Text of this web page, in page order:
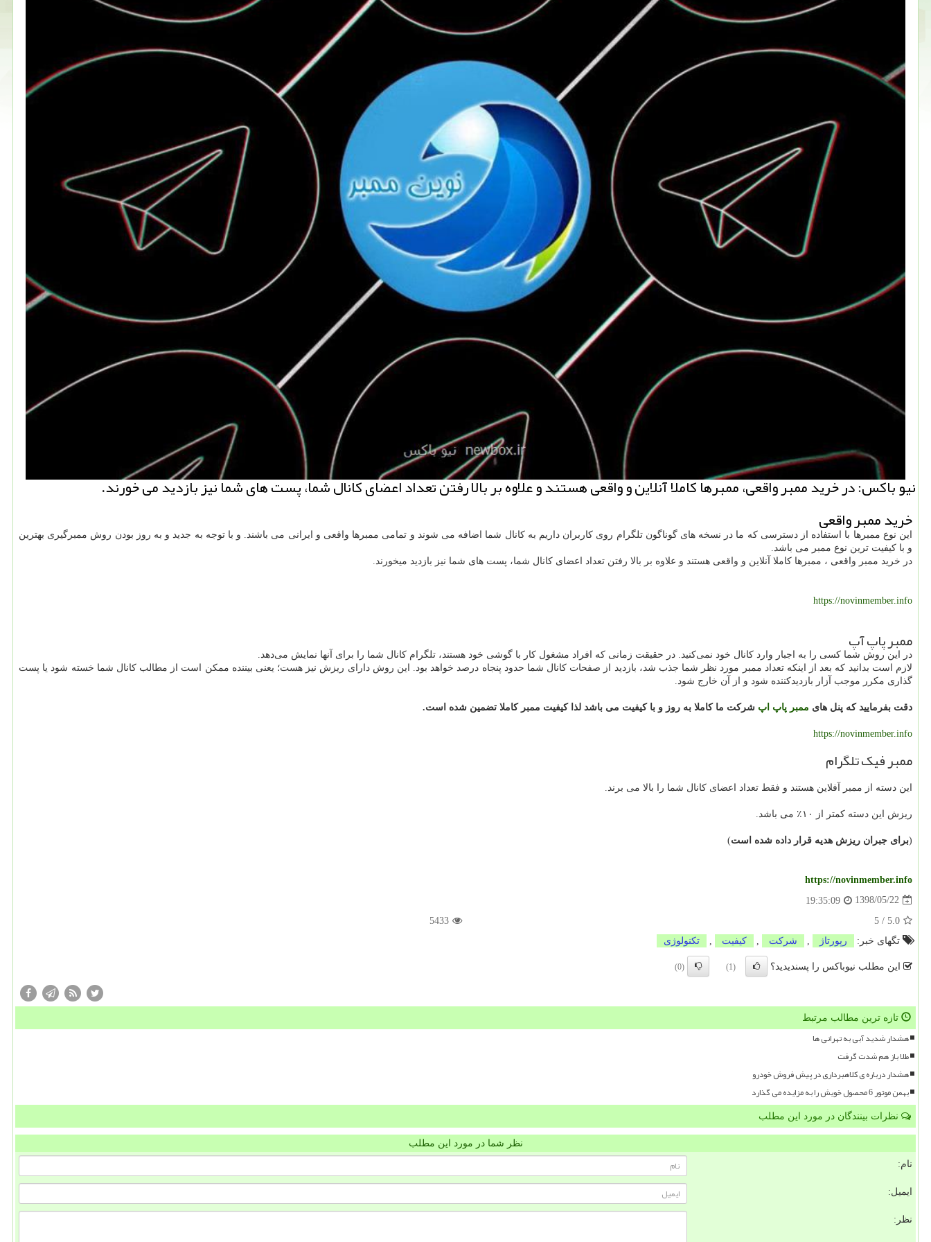
نیو باكس: در خرید ممبر واقعی، ممبرها كاملا آنلاین و واقعی هستند و علاوه بر بالا رفتن تعداد اعضای كانال شما، پست های شما نیز بازدید می خورند.
خرید ممبر واقعی
این نوع ممبرها با استفاده از دسترسی که ما در نسخه های گوناگون تلگرام روی کاربران داریم به کانال شما اضافه می شوند و تمامی ممبرها واقعی و ایرانی می باشند. و با توجه به جدید و به روز بودن روش ممبرگیری بهترین
و با کیفیت ترین نوع ممبر می باشد.
در خرید ممبر واقعی ، ممبرها کاملا آنلاین و واقعی هستند و علاوه بر بالا رفتن تعداد اعضای کانال شما، پست های شما نیز بازدید میخورند.
https://novinmember.info
ممبر پاپ آپ
در این روش شما کسی را به اجبار وارد کانال خود نمی‌کنید. در حقیقت زمانی که افراد مشغول کار با گوشی خود هستند، تلگرام کانال شما را برای آنها نمایش می‌دهد.
لازم است بدانید که بعد از اینکه تعداد ممبر مورد نظر شما جذب شد، بازدید از صفحات کانال شما حدود پنجاه درصد خواهد بود. این روش دارای ریزش نیز هست؛ یعنی بیننده ممکن است از مطالب کانال شما خسته شود یا پست
گذاری مکرر موجب آزار بازدیدکننده شود و از آن خارج شود.
دقت بفرمایید که پنل های ممبر پاپ اپ شرکت ما کاملا به روز و با کیفیت می باشد لذا کیفیت ممبر کاملا تضمین شده است.
https://novinmember.info
ممبر فیک تلگرام
این دسته از ممبر آفلاین هستند و فقط تعداد اعضای کانال شما را بالا می برند.
ریزش این دسته کمتر از ۱۰٪ می باشد.
(برای جبران ریزش هدیه قرار داده شده است)
https://novinmember.info
1398/05/22
19:35:09
5.0
/
5
5433
تگهای خبر:
رپورتاژ , شركت , كیفیت , تكنولوژی
این مطلب نیوباکس را پسندیدید؟ (1)
(0)
تازه ترین مطالب مرتبط
هشدار شدید آبی به تهرانی ها
طلا باز هم شدت گرفت
هشدار درباره ی کلاهبرداری در پیش فروش خودرو
بهمن موتور 6 محصول خویش را به مزایده می گذارد
نظرات بینندگان در مورد این مطلب
نظر شما در مورد این مطلب
نام:
ایمیل:
نظر: